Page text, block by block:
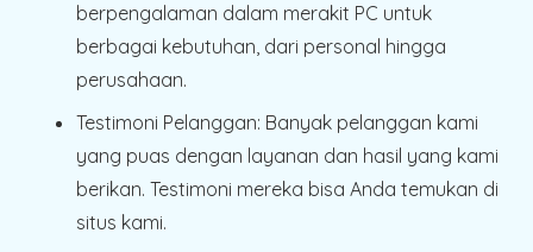
berpengalaman dalam merakit PC untuk
berbagai kebutuhan, dari personal hingga
perusahaan.
Testimoni Pelanggan: Banyak pelanggan kami
yang puas dengan layanan dan hasil yang kami
berikan. Testimoni mereka bisa Anda temukan di
situs kami.